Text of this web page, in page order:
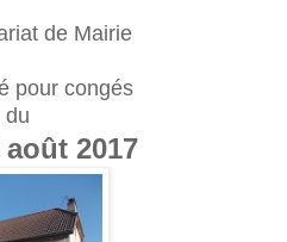
de Mairie
pour congés
du
août 2017